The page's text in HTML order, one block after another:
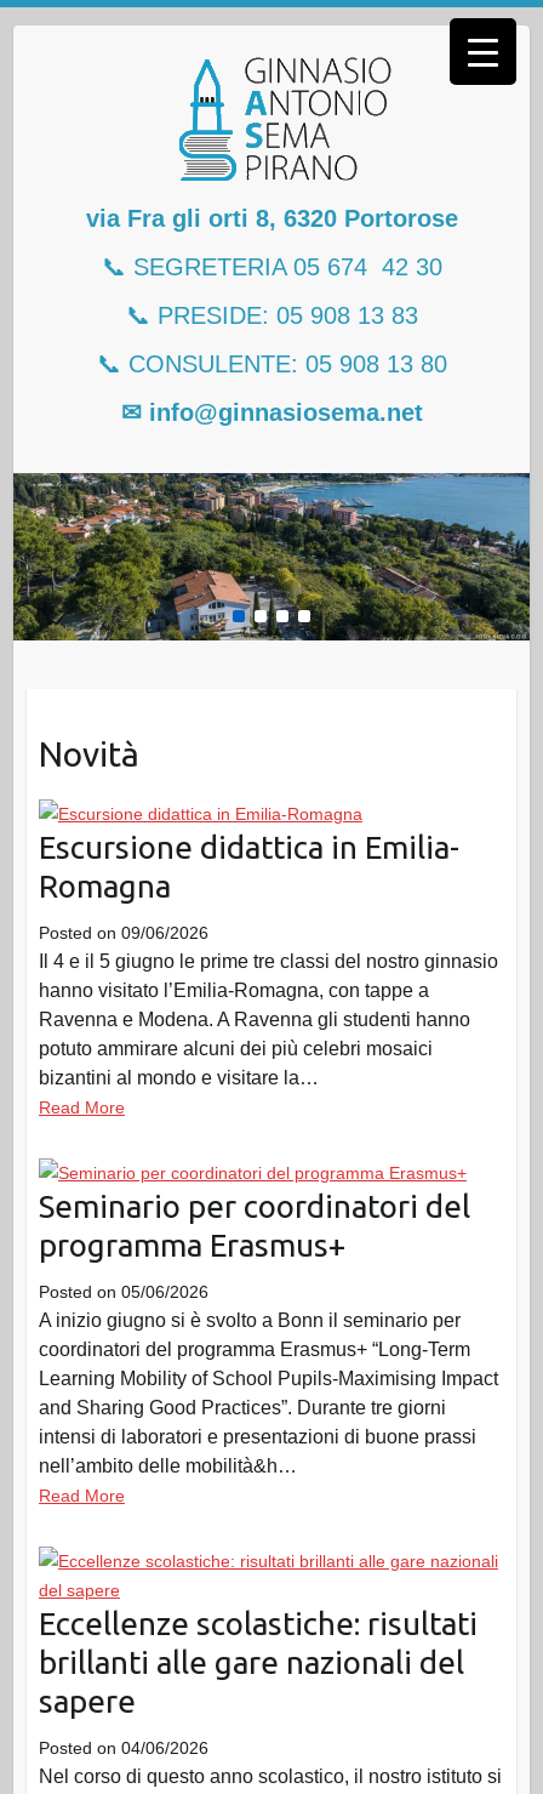
via Fra gli orti 8, 6320 Portorose
📞 SEGRETERIA 05 674 42 30
📞 PRESIDE: 05 908 13 83
📞 CONSULENTE: 05 908 13 80
✉ info@ginnasiosema.net
1 2 3 4
Novità
Escursione didattica in Emilia-
Romagna
Posted on 09/06/2026
Il 4 e il 5 giugno le prime tre classi del nostro ginnasio
hanno visitato l’Emilia-Romagna, con tappe a
Ravenna e Modena. A Ravenna gli studenti hanno
potuto ammirare alcuni dei più celebri mosaici
bizantini al mondo e visitare la…
Read More
Seminario per coordinatori del
programma Erasmus+
Posted on 05/06/2026
A inizio giugno si è svolto a Bonn il seminario per
coordinatori del programma Erasmus+ “Long-Term
Learning Mobility of School Pupils-Maximising Impact
and Sharing Good Practices”. Durante tre giorni
intensi di laboratori e presentazioni di buone prassi
nell’ambito delle mobilità&h…
Read More
Eccellenze scolastiche: risultati
brillanti alle gare nazionali del
sapere
Posted on 04/06/2026
Nel corso di questo anno scolastico, il nostro istituto si